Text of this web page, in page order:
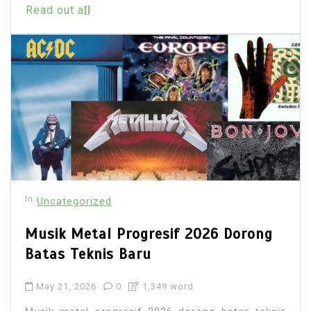
Read out all
In Uncategorized
Musik Metal Progresif 2026 Dorong
Batas Teknis Baru
May 21, 2026 0 1,349 word